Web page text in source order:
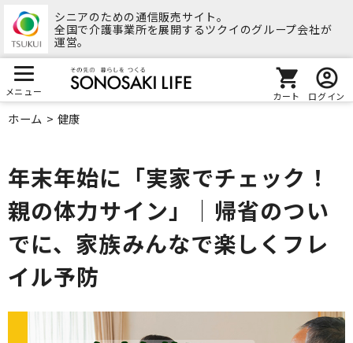
シニアのための通信販売サイト。
全国で介護事業所を展開するツクイのグループ会社が
運営。
メニュー カート ログイン
ホーム > 健康
年末年始に「実家でチェック！
親の体力サイン」｜帰省のつい
でに、家族みんなで楽しくフレ
イル予防